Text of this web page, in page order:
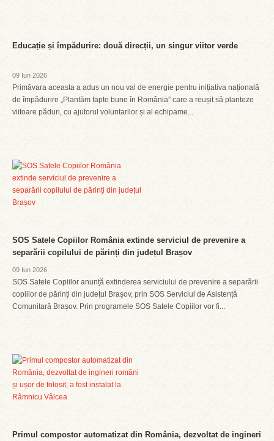
Educație și împădurire: două direcții, un singur viitor verde
09 Iun 2026
Primăvara aceasta a adus un nou val de energie pentru inițiativa națională
de împădurire „Plantăm fapte bune în România” care a reușit să planteze
viitoare păduri, cu ajutorul voluntarilor și al echipame...
SOS Satele Copiilor România extinde serviciul de prevenire a
separării copilului de părinți din județul Brașov
09 Iun 2026
SOS Satele Copiilor anunță extinderea serviciului de prevenire a separării
copiilor de părinți din județul Brașov, prin SOS Serviciul de Asistență
Comunitară Brașov. Prin programele SOS Satele Copiilor vor fi...
Primul compostor automatizat din România, dezvoltat de ingineri